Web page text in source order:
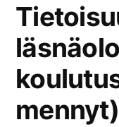
mennyt)